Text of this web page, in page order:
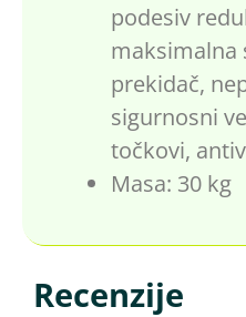
podesiv
maksimalna
prekidač,
sigurnosni
točkovi,
Masa: 30 kg
Recenzije